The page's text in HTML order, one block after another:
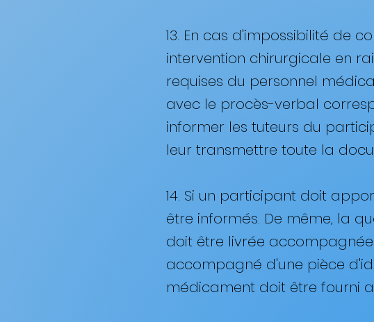
13. En cas d'impossibilité de
intervention chirurgicale en
requises du personnel
avec le procès-verbal
informer les tuteurs du
leur transmettre toute la
14. Si un participant doit
être informés. De même, la
doit être livrée
accompagné d'une pièce
médicament doit être fourni